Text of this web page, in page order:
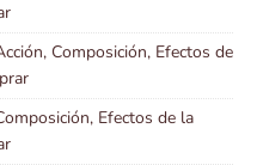
Composición, Efectos de
Efectos de la